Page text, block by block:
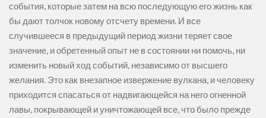
события, которые затем на всю последующую его жизнь как
бы дают толчок новому отсчету времени. И все
случившееся в предыдущий период жизни теряет свое
значение, и обретенный опыт не в состоянии ни помочь, ни
изменить новый ход событий, независимо от высшего
желания. Это как внезапное извержение вулкана, и человеку
приходится спасаться от надвигающейся на него огненной
лавы, покрывающей и уничтожающей все, что было прежде